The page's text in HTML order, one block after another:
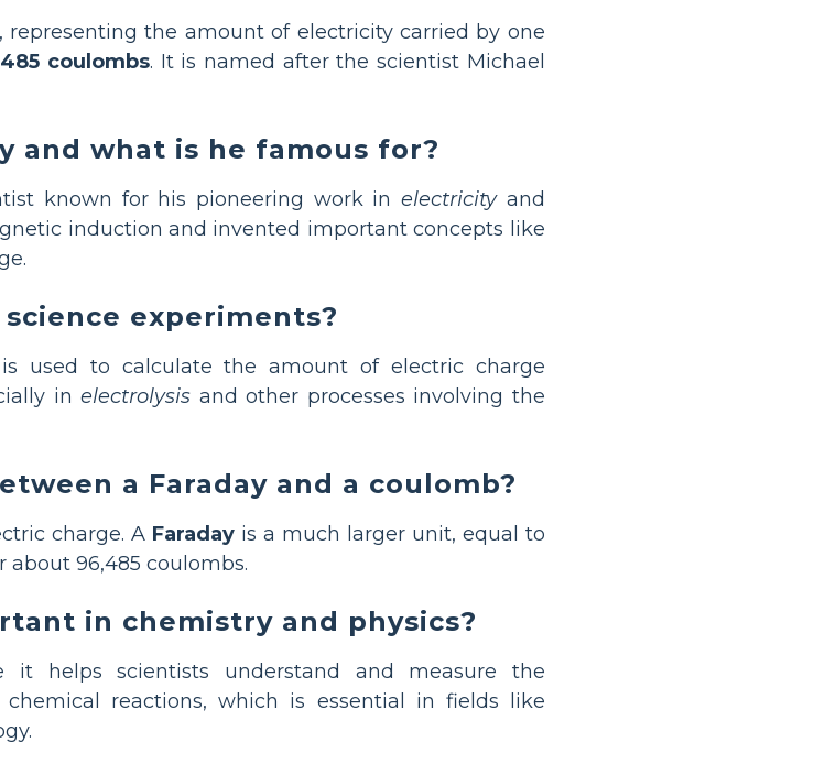
representing the amount of electricity carried by one
coulombs. It is named after the scientist Michael
and what is he famous for?
known for his pioneering work inelectricityand
induction and invented important concepts like
experiments?
is used to calculate the amount of electric charge
inelectrolysis and other processes involving the
a Faraday and a coulomb?
charge. A Faradayis a much larger unit, equal to
about 96,485 coulombs.
in chemistry and physics?
helps scientists understand and measure the
reactions, which is essential in fields like